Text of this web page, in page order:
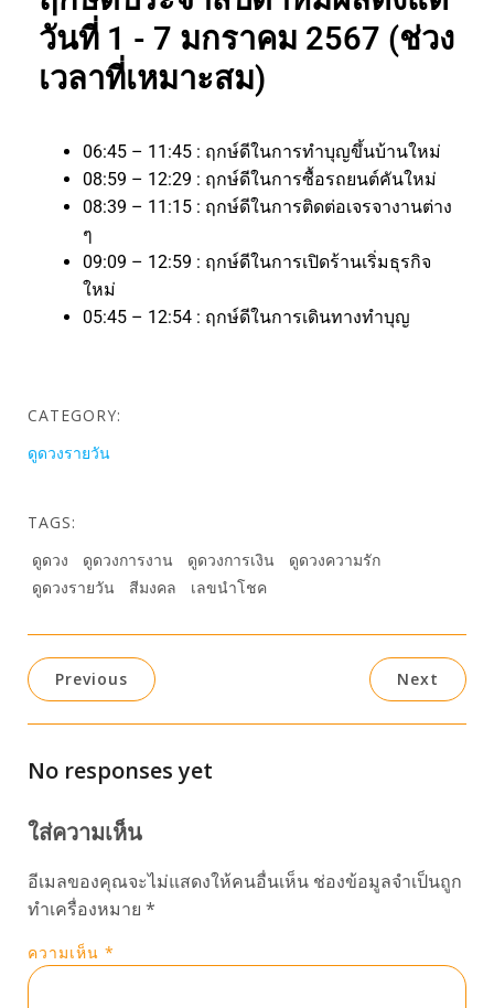
วันที่ 1 - 7 มกราคม 2567 (ช่วง
เวลาที่เหมาะสม)
06:45 – 11:45 : ฤกษ์ดีในการทำบุญขึ้นบ้านใหม่
08:59 – 12:29 : ฤกษ์ดีในการซื้อรถยนต์คันใหม่
08:39 – 11:15 : ฤกษ์ดีในการติดต่อเจรจางานต่าง
ๆ
09:09 – 12:59 : ฤกษ์ดีในการเปิดร้านเริ่มธุรกิจ
ใหม่
05:45 – 12:54 : ฤกษ์ดีในการเดินทางทำบุญ
CATEGORY:
ดูดวงรายวัน
TAGS:
ดูดวง
ดูดวงการงาน ดูดวงการเงิน
ดูดวงความรัก
ดูดวงรายวัน
สีมงคล เลขนำโชค
Previous Next
No responses yet
ใส่ความเห็น
อีเมลของคุณจะไม่แสดงให้คนอื่นเห็น ช่องข้อมูลจำเป็นถูก
ทำเครื่องหมาย *
ความเห็น *